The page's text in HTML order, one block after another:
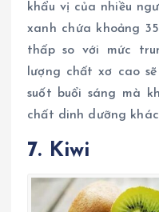
khẩu vị của nhiều
xanh chứa khoảng
thấp so với mức
lượng chất xơ cao
suốt buổi sáng mà
chất dinh dưỡng
7. Kiwi